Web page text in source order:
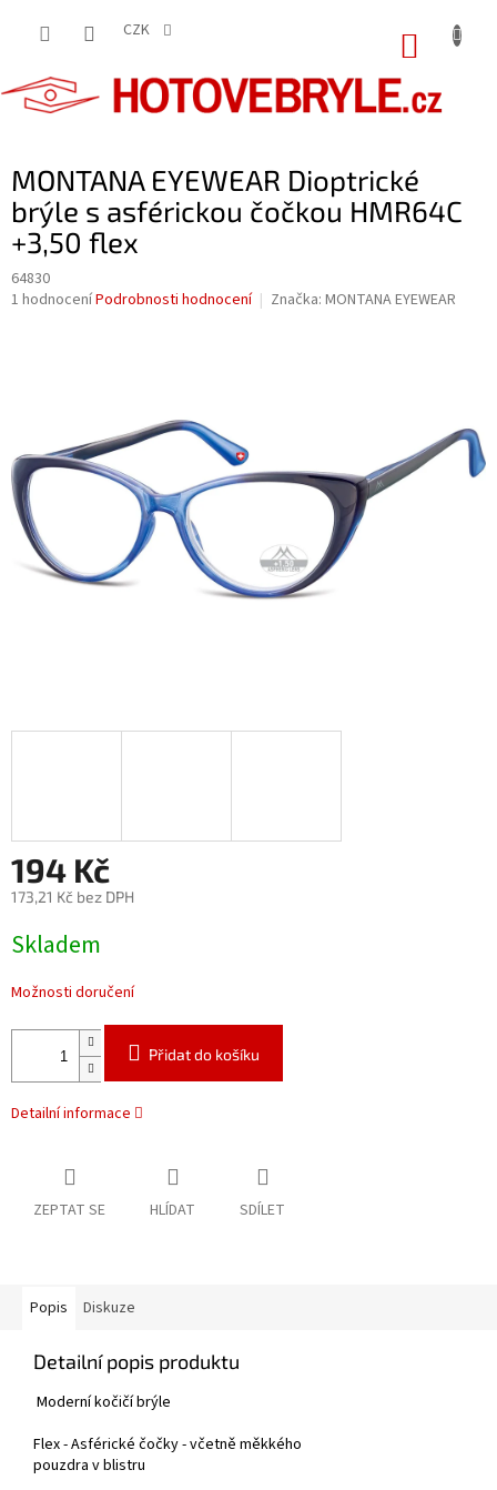
CZK
MONTANA EYEWEAR Dioptrické
brýle s asférickou čočkou HMR64C
+3,50 flex
64830
Průměrné
hvězdiček.
1 hodnoceníPodrobnosti hodnocení Značka: MONTANA EYEWEAR
194 Kč
173,21 Kč bez DPH
cena:
Skladem
Možnosti doručení
Přidat do košíku
Detailní informace
ZEPTAT SE HLÍDAT SDÍLET
Popis Diskuze
Detailní popis produktu
Moderní kočičí brýle
Flex - Asférické čočky - včetně měkkého
pouzdra v blistru